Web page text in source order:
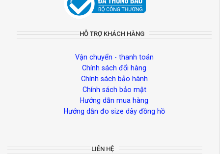
HỖ TRỢ KHÁCH HÀNG
Vận chuyển - thanh toán
Chính sách đổi hàng
Chính sách bảo hành
Chính sách bảo mật
Hướng dẫn mua hàng
Hướng dẫn đo size dây đồng hồ
LIÊN HỆ